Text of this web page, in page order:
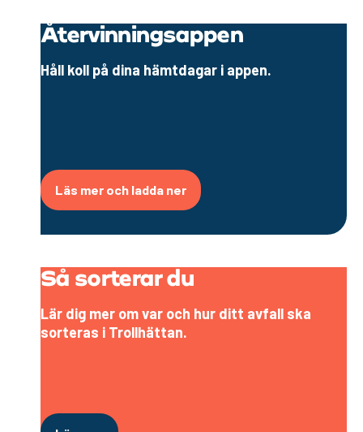
Återvinningsappen
Håll koll på dina hämtdagar i appen.
Läs mer och ladda ner
Så sorterar du
Lär dig mer om var och hur ditt avfall ska
sorteras i Trollhättan.